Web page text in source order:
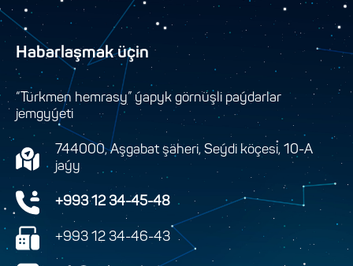
Habarlaşmak üçin
“Türkmen hemrasy” ýapyk görnüşli paýdarlar
jemgyýeti
744000, Aşgabat şäheri, Seýdi köçesi, 10-A
jaýy
+993 12 34-45-48
+993 12 34-46-43